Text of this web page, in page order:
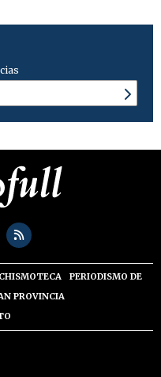
CHISMOTECA
PERIODISMO DE
PROVINCIA